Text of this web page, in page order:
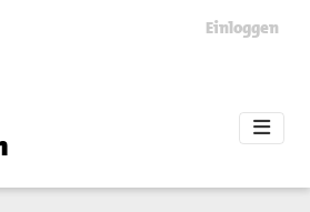
Einloggen